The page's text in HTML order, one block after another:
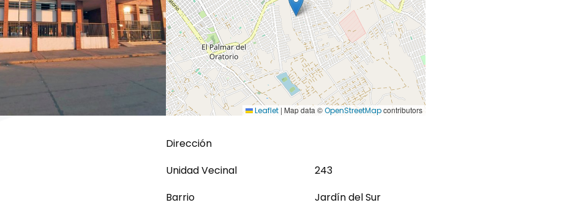
Leaflet | Map data ©OpenStreetMapcontributors
Dirección
Unidad Vecinal
243
Barrio
Jardín del Sur